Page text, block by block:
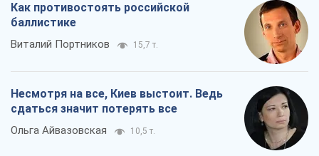
Как противостоять российской
баллистике
Виталий Портников 15,7 т.
Несмотря на все, Киев выстоит. Ведь
сдаться значит потерять все
Ольга Айвазовская 10,5 т.